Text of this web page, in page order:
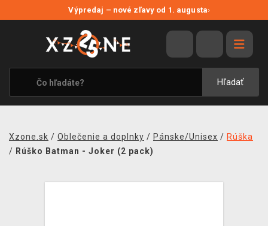
Výpredaj – nové zľavy od 1. augusta›
Hľadať
VÝPREDAJ
VIDEOHRY
XZONE ORIGINALS
TEMATIKY
MERCHANDISE
Xzone.sk / Oblečenie a doplnky / Pánske/Unisex / Rúška
/ Rúško Batman - Joker (2 pack)